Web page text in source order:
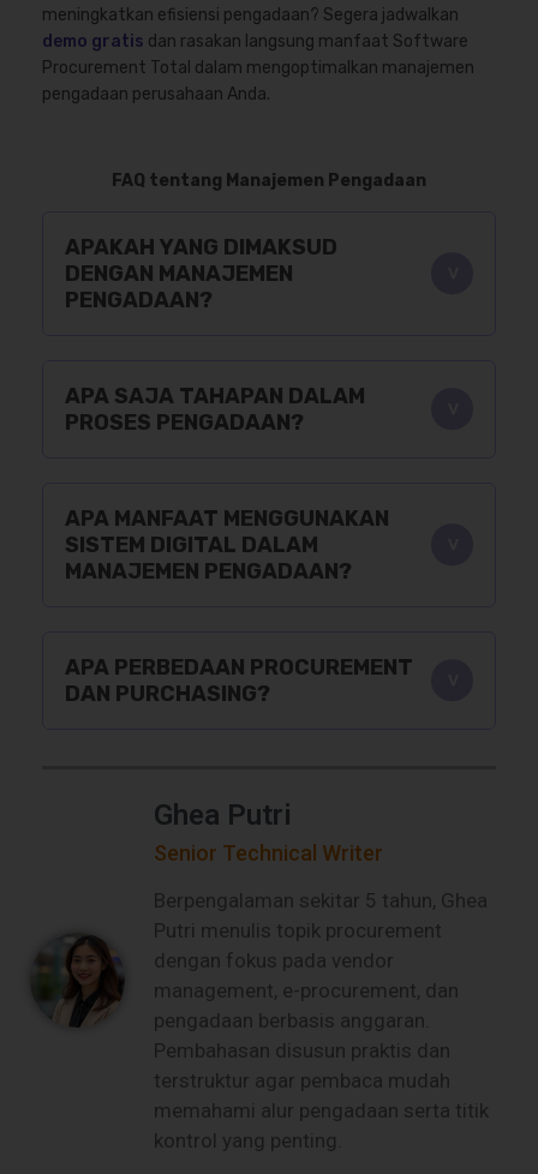
meningkatkan efisiensi pengadaan? Segera jadwalkan
demo gratis dan rasakan langsung manfaat Software
Procurement Total dalam mengoptimalkan manajemen
pengadaan perusahaan Anda.
FAQ tentang Manajemen Pengadaan
APAKAH YANG DIMAKSUD
DENGAN MANAJEMEN
PENGADAAN?
APA SAJA TAHAPAN DALAM
PROSES PENGADAAN?
APA MANFAAT MENGGUNAKAN
SISTEM DIGITAL DALAM
MANAJEMEN PENGADAAN?
APA PERBEDAAN PROCUREMENT
DAN PURCHASING?
Ghea Putri
Senior Technical Writer
Berpengalaman sekitar 5 tahun, Ghea
Putri menulis topik procurement
dengan fokus pada vendor
management, e-procurement, dan
pengadaan berbasis anggaran.
Pembahasan disusun praktis dan
terstruktur agar pembaca mudah
memahami alur pengadaan serta titik
kontrol yang penting.